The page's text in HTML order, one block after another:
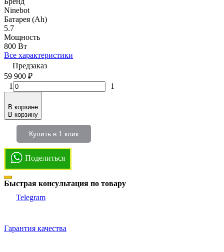
Ninebot
Батарея (Ah)
5.7
Мощность
800 Вт
Все характеристики
Предзаказ
59 900 ₽
1
1
В корзине
В корзину
Купить в 1 клик
Поделиться
Быстрая консультация по товару
Telegram
Гарантия качества